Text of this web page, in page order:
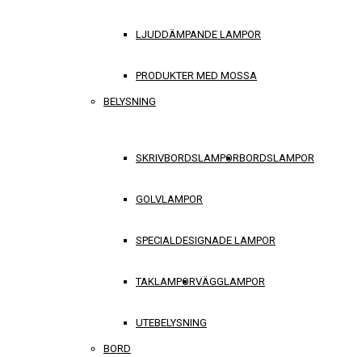
LJUDDÄMPANDE LAMPOR
PRODUKTER MED MOSSA
BELYSNING
SKRIVBORDSLAMPORBORDSLAMPOR
GOLVLAMPOR
SPECIALDESIGNADE LAMPOR
TAKLAMPORVÄGGLAMPOR
UTEBELYSNING
BORD